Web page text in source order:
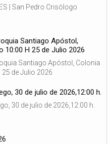
| San Pedro Crisólogo
Santiago Apóstol,
10:00 H 25 de Julio 2026
Santiago Apóstol, Colonia
de Julio 2026
30 de julio de 2026,12:00 h.
30 de julio de 2026,12:00 h.